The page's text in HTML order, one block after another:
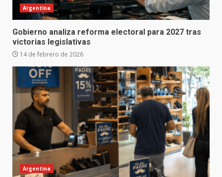
Argentina
Gobierno analiza reforma electoral para 2027 tras
victorias legislativas
14 de febrero de 2026
Argentina